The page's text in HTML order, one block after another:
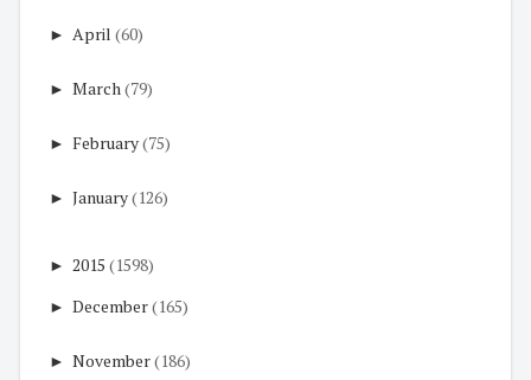
► April (60)
► March(79)
► February(75)
► January(126)
► 2015 (1598)
► December(165)
► November(186)